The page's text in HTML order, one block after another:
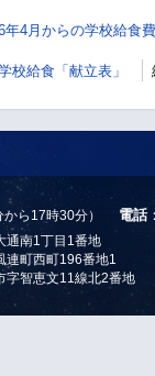
年4月からの学校給食
校給食「献立表」
ら17時30分） 電話
通南1丁目1番地
町西町196番地1
字智恵文11線北2番地